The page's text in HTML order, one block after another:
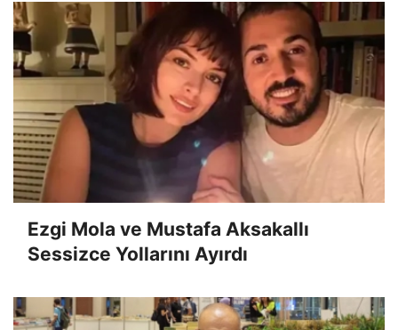
Ezgi Mola ve Mustafa Aksakallı
Sessizce Yollarını Ayırdı